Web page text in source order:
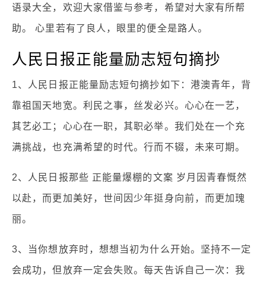
语录大全，欢迎大家借鉴与参考，希望对大家有所帮
助。 心里若有了良人，眼里的便全是路人。
人民日报正能量励志短句摘抄
1、人民日报正能量励志短句摘抄如下：港澳青年，背
靠祖国天地宽。利民之事，丝发必兴。心心在一艺，
其艺必工；心心在一职，其职必举。我们处在一个充
满挑战，也充满希望的时代。行而不辍，未来可期。
2、人民日报那些 正能量爆棚的文案 岁月因青春慨然
以赴，而更加美好，世间因少年挺身向前，而更加瑰
丽。
3、当你想放弃时，想想当初为什么开始。坚持不一定
会成功，但放弃一定会失败。每天告诉自己一次：我